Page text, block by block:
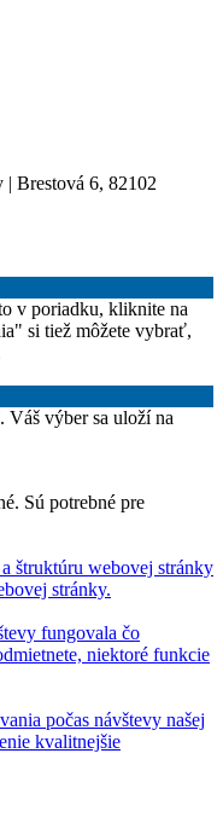
Brestová 6, 82102
v poriadku, kliknite na
si tiež môžete vybrať,
Váš výber sa uloží na
Sú potrebné pre
štruktúru webovej stránky
stránky.
fungovala čo
niektoré funkcie
počas návštevy našej
kvalitnejšie